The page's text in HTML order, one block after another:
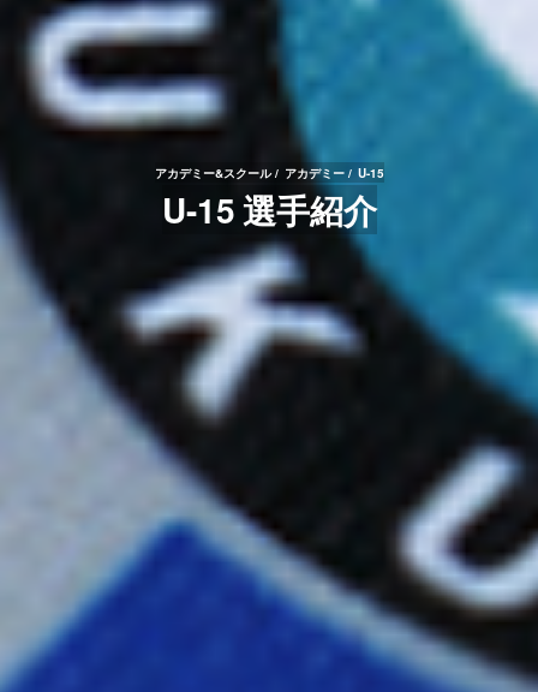
アカデミー&スクール アカデミー U-15
U-15 選手紹介